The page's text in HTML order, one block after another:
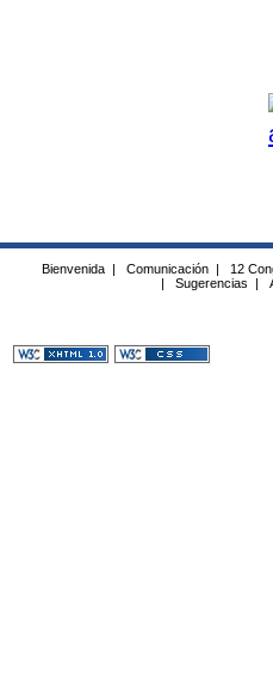
Bienvenida | Comunicación | 12
|
Sugerencias |